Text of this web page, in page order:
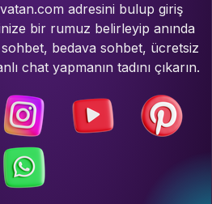
adresini bulup giriş
bir rumuz belirleyip anında
bedava sohbet, ücretsiz
chat yapmanın tadını çıkarın.